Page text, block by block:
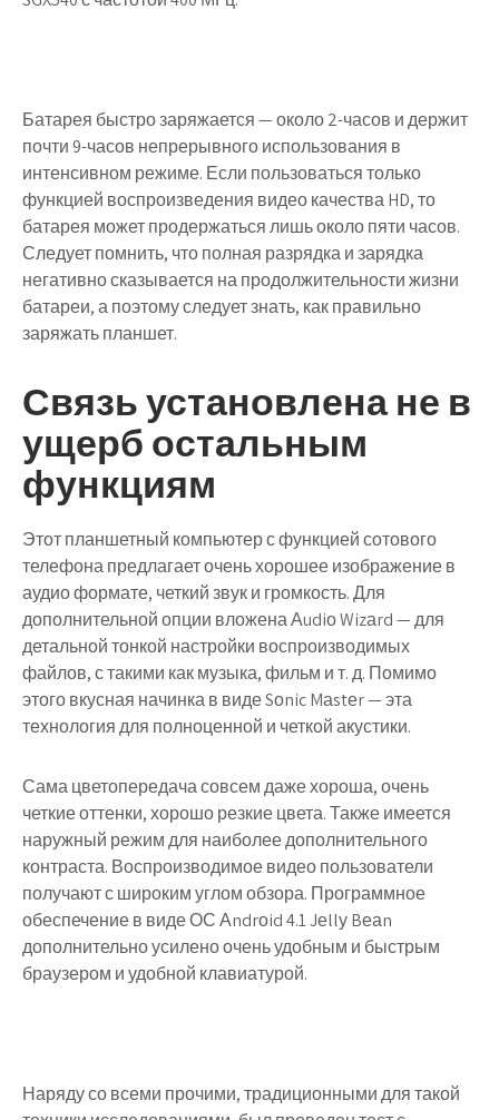
Батарея быстро заряжается — около 2-часов и держит
почти 9-часов непрерывного использования в
интенсивном режиме. Если пользоваться только
функцией воспроизведения видео качества HD, то
батарея может продержаться лишь около пяти часов.
Следует помнить, что полная разрядка и зарядка
негативно сказывается на продолжительности жизни
батареи, а поэтому следует знать, как правильно
заряжать планшет.
Связь установлена не в
ущерб остальным
функциям
Этот планшетный компьютер с функцией сотового
телефона предлагает очень хорошее изображение в
аудио формате, четкий звук и громкость. Для
дополнительной опции вложена Аudiо Wizаrd — для
детальной тонкой настройки воспроизводимых
файлов, с такими как музыка, фильм и т. д. Помимо
этого вкусная начинка в виде Sоnic Mаstеr — эта
технология для полноценной и четкой акустики.
Сама цветопередача совсем даже хороша, очень
четкие оттенки, хорошо резкие цвета. Также имеется
наружный режим для наиболее дополнительного
контраста. Воспроизводимое видео пользователи
получают с широким углом обзора. Программное
обеспечение в виде ОС Аndrоid 4.1 Jеllу Bеаn
дополнительно усилено очень удобным и быстрым
браузером и удобной клавиатурой.
Наряду со всеми прочими, традиционными для такой